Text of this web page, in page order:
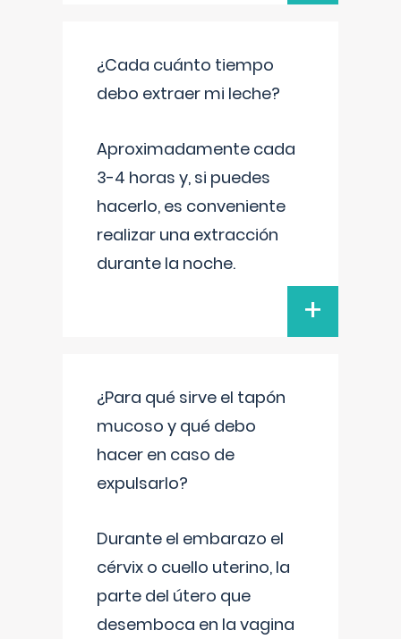
¿Cada cuánto tiempo
debo extraer mi leche?
Aproximadamente cada
3-4 horas y, si puedes
hacerlo, es conveniente
realizar una extracción
durante la noche.
+
¿Para qué sirve el tapón
mucoso y qué debo
hacer en caso de
expulsarlo?
Durante el embarazo el
cérvix o cuello uterino, la
parte del útero que
desemboca en la vagina